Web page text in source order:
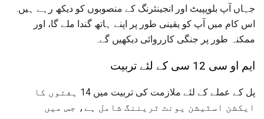
جہاں آپ بلوپپیٹ اور انجینئرنگ کے منصوبوں کو دیکھ رہے ہیں.
اس کام میں آپ کو یقینی طور پر اپنے ہاتھ گندا ملے گا، اور
ممکنہ طور پر جنگی کارروائی دیکھیں گے.
ایم او سی 12 سی کے لئے تربیت
پل کے عملے کے لئے ملازمت کی تربیت میں 14 ہفتوں کا
ایکشن اسٹیشن یونٹ ٹریننگ شامل ہے، جس میں